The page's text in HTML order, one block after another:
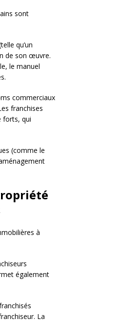
sont
qu’un
de son œuvre.
le manuel
commerciaux
franchises
forts, qui
(comme le
à
également
La